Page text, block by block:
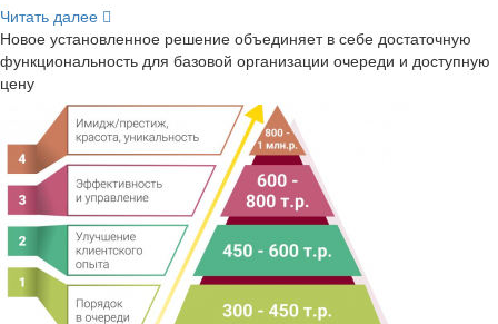
Чи­тать далее
Новое уста­нов­лен­ное ре­ше­ние объ­еди­ня­ет в себе до­ста­точ­ную
функ­ци­о­наль­ность для ба­зо­вой ор­га­ни­за­ции оче­ре­ди и до­ступ­ную
цену